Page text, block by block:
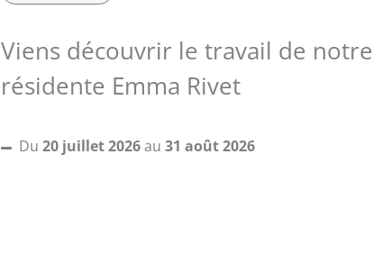
Viens découvrir le travail de notre
résidente Emma Rivet
Du 20 juillet 2026au 31 août 2026